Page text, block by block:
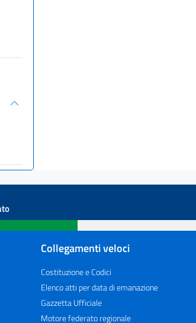
Collegamenti veloci
Costituzione e Codici
Elenco atti per data di emanazione
Gazzetta Ufficiale
Motore federato regionale